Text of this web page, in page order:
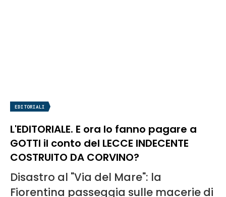
EDITORIALI
L'EDITORIALE. E ora lo fanno pagare a
GOTTI il conto del LECCE INDECENTE
COSTRUITO DA CORVINO?
Disastro al "Via del Mare": la
Fiorentina passeggia sulle macerie di